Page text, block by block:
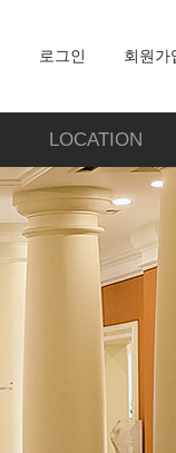
로그인 회원가
LOCATION